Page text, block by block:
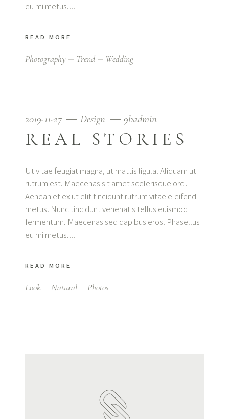
eu mi metus.
READ MORE
Photography Trend Wedding
2019-11-27 Design 9badmin
REAL STORIES
Ut vitae feugiat magna, ut mattis ligula. Aliquam ut
rutrum est. Maecenas sit amet scelerisque orci.
Aenean et ex ut elit tincidunt rutrum vitae eleifend
metus. Nunc tincidunt venenatis tellus euismod
fermentum. Maecenas sed dapibus eros. Phasellus
eu mi metus.
READ MORE
Look Natural Photos